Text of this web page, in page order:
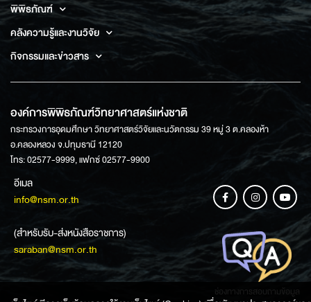
พิพิธภัณฑ์
คลังความรู้และงานวิจัย
กิจกรรมและข่าวสาร
องค์การพิพิธภัณฑ์วิทยาศาสตร์แห่งชาติ
กระทรวงการอุดมศึกษา วิทยาศาสตร์วิจัยและนวัตกรรม 39 หมู่ 3 ต.คลองห้า
อ.คลองหลวง จ.ปทุมธานี 12120
โทร: 02577-9999, แฟกซ์ 02577-9900
อีเมล
info@nsm.or.th
(สำหรับรับ-ส่งหนังสือราชการ)
saraban@nsm.or.th
ช่องทางการสอบถามข้อมูล